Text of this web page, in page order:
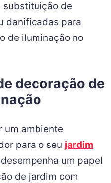
substituição de
danificadas para
de iluminação no
decoração de
um ambiente
para o seu jardim
um papel
de jardim com